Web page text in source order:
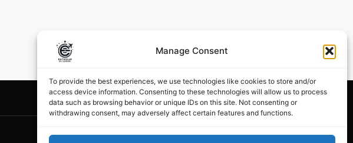
Manage Consent
To provide the best experiences, we use technologies like cookies to store and/or
access device information. Consenting to these technologies will allow us to process
data such as browsing behavior or unique IDs on this site. Not consenting or
withdrawing consent, may adversely affect certain features and functions.